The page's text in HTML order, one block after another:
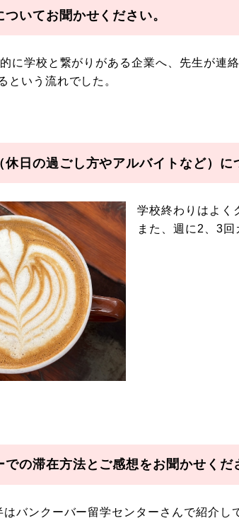
いてお聞かせください。
に学校と繋がりがある企業へ、先生が連
という流れでした。
休日の過ごし方やアルバイトなど）に
学校終わりはよく
また、週に2、3
の滞在方法とご感想をお聞かせくだ
はバンクーバー留学センターさんで紹介